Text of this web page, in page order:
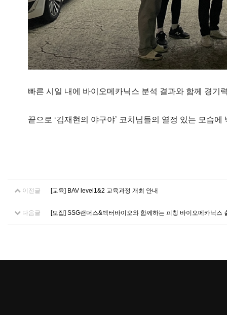
빠른 시일 내에 바이오메카닉스 분석 결과와 함께 경
끝으로 ‘김재현의 야구야’ 코치님들의 열정 있는 모습
이전글 [교육] BAV level1&2 교육과정 개최 안내
다음글 [모집] SSG랜더스&벡터바이오와 함께하는 피칭 바이오메카닉스